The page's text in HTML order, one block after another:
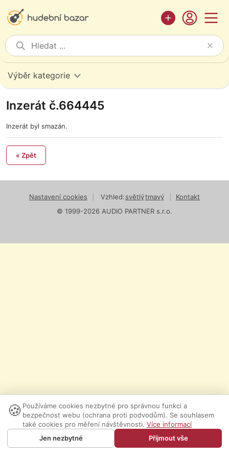
Výběr kategorie
Inzerát č.664445
Inzerát byl smazán.
« Zpět
Nastavení cookies Vzhled:světlýtmavý
Kontakt
© 1999-2026 AUDIO PARTNER s.r.o.
🍪 Používáme cookies nezbytné pro správnou funkci a
bezpečnost webu (ochrana proti podvodům). Se souhlasem
také cookies pro měření návštěvnosti. Více informací
Jen nezbytné
Přijmout vše